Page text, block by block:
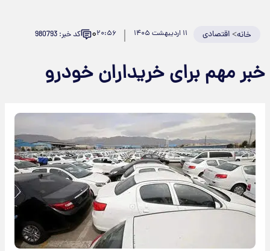
خانه>اقتصادی ۱۱ اردیبهشت ۱۴۰۵ ۲۰:۵۶۰ کد خبر: 980793
خبر مهم برای خریداران خودرو